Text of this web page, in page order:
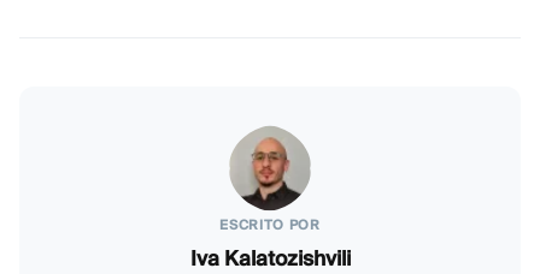
ESCRITO POR
Iva Kalatozishvili